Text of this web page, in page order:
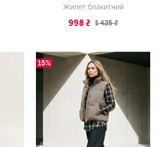
Жилет блакитний
998 ₴ 1 425 ₴
15%